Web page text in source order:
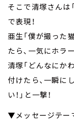
そこで清塚さんは
で表現！
亜生「僕が撮った
たら、一気にホラー
清塚「どんなにか
付けたら、一瞬に
い！」と一撃！
▼メッセージテー